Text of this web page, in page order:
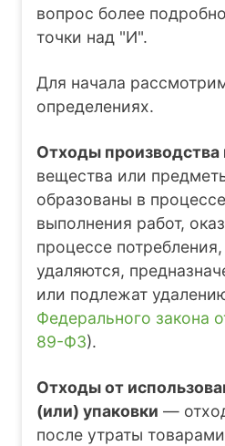
вопрос более
точки над "И".
Для начала
определениях.
Отходы производства
вещества или
образованы в
выполнения работ,
процессе
удаляются,
или подлежат
Федерального закона
89-ФЗ).
Отходы от
(или) упаковки —
после утраты